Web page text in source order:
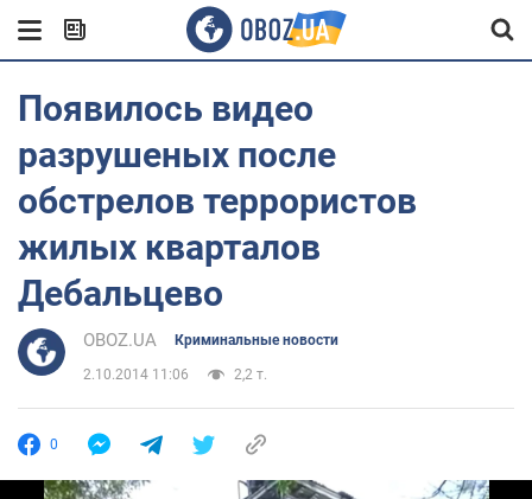
Появилось видео
разрушеных после
обстрелов террористов
жилых кварталов
Дебальцево
OBOZ.UA Криминальные новости
2.10.2014 11:06 2,2 т.
0